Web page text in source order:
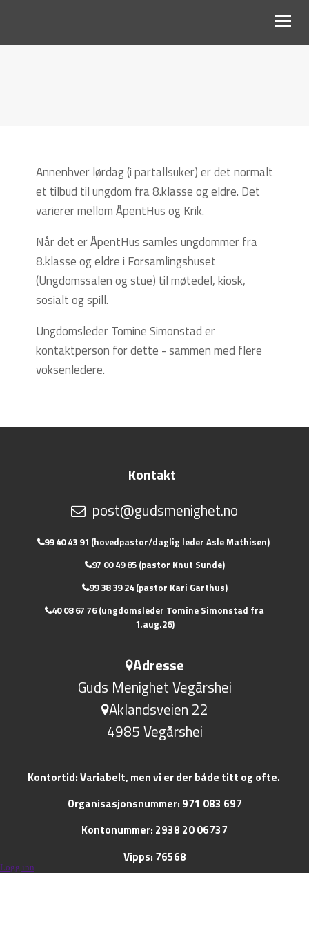
KALENDER
TALER
GI EN GAVE
MIN SIDE
Annenhver lørdag (i partallsuker) er det normalt
et tilbud til ungdom fra 8.klasse og eldre. Det
varierer mellom ÅpentHus og Krik.
Når det er ÅpentHus samles ungdommer fra
8.klasse og eldre i Forsamlingshuset
(Ungdomssalen og stue) til møtedel, kiosk,
sosialt og spill.
Ungdomsleder Tomine Simonstad er
kontaktperson for dette - sammen med flere
voksenledere.
Kontakt
post@gudsmenighet.no
99 40 43 91 (hovedpastor/daglig leder Asle Mathisen)
97 00 49 85 (pastor Knut Sunde)
99 38 39 24 (pastor Kari Garthus)
40 08 67 76 (ungdomsleder Tomine Simonstad fra
1.aug.26)
Adresse
Guds Menighet Vegårshei
Aklandsveien 22
4985 Vegårshei
Kontortid: Variabelt, men vi er der både titt og ofte.
Organisasjonsnummer: 971 083 697
Kontonummer: 2938 20 06737
Vipps: 76568
Logg inn